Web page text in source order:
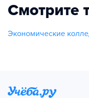
Смотрите
Экономические